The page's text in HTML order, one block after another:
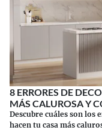
8 ERRORES DE
MÁS CALUROSA Y
Descubre cuáles son los
hacen tu casa más